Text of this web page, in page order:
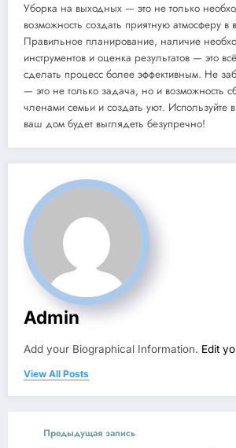
Уборка на выходных — это не только
возможность создать приятную атмосферу
Правильное планирование, наличие
инструментов и оценка результатов — это
сделать процесс более эффективным. Не
— это не только задача, но и возможность
членами семьи и создать уют. Используйте
ваш дом будет выглядеть безупречно!
Admin
Add your Biographical Information. Edit
View All Posts
Предыдущая запись